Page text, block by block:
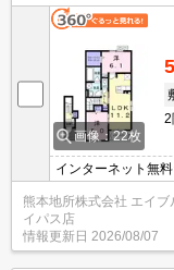
画像：22枚
2
インターネット無
す。2年経過後家賃
熊本地所株式会社 エイ
イパス店
情報更新日 2026/08/07